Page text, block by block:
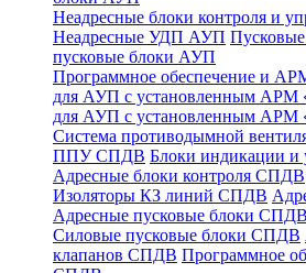
Неадресные блоки контроля и
Неадресные УДП АУП
пусковые блоки АУП
Программное обеспечение и
для АУП с установленным АРМ
для АУП с установленным АРМ
Система противодымной
ППУ СПДВ Блоки индикации
Адресные блоки контроля СПДВ
Изоляторы КЗ линий СПДВ
Адресные пусковые блоки СПДВ
Силовые пусковые блоки СПДВ
клапанов СПДВ Программное